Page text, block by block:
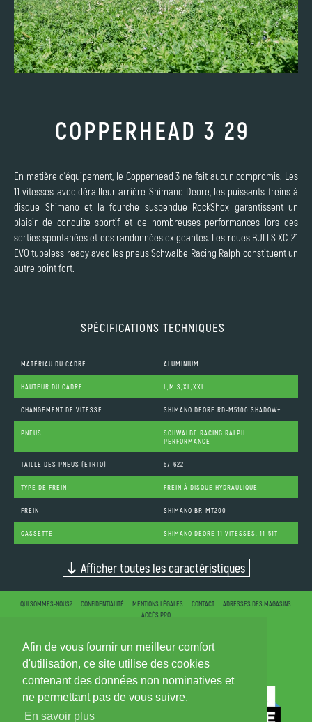
Afin de vous fournir un meilleur comfort
d'utilisation, ce site utilise des cookies
contenant des données non nominatives et
ne permettant pas de vous suivre.
En savoir plus
COPPERHEAD 3 29
En matière d'équipement, le Copperhead 3 ne fait aucun compromis. Les
11 vitesses avec dérailleur arrière Shimano Deore, les puissants freins à
disque Shimano et la fourche suspendue RockShox garantissent un
plaisir de conduite sportif et de nombreuses performances lors des
sorties spontanées et des randonnées exigeantes. Les roues BULLS XC-21
EVO tubeless ready avec les pneus Schwalbe Racing Ralph constituent un
autre point fort.
SPÉCIFICATIONS TECHNIQUES
MATÉRIAU DU CADRE ALUMINIUM
HAUTEUR DU CADRE L,M,S,XL,XXL
CHANGEMENT DE VITESSE SHIMANO DEORE RD-M5100 SHADOW+
PNEUS
SCHWALBE RACING RALPH
PERFORMANCE
TAILLE DES PNEUS (ETRTO) 57-622
TYPE DE FREIN FREIN À DISQUE HYDRAULIQUE
FREIN SHIMANO BR-MT200
CASSETTE SHIMANO DEORE 11 VITESSES, 11-51T
Afficher toutes les caractéristiques
QUI SOMMES-NOUS? CONFIDENTIALITÉ MENTIONS LÉGALES CONTACT
ADRESSES DES MAGASINS
ACCÈS PRO